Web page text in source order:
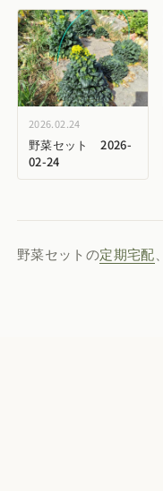
2026.02.24
野菜セット 2026-
02-24
野菜セットの定期宅配